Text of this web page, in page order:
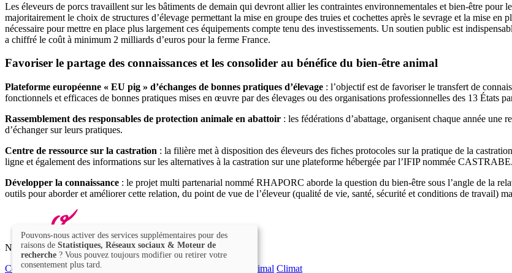
Les éleveurs de porcs travaillent sur les bâtiments de demain qui devront allier les contraintes environnementales et bien-être pour
majoritairement le choix de structures d’élevage permettant la mise en groupe des truies et cochettes après le sevrage et la mise
nécessaire pour mettre en place plus largement ces équipements compte tenu des investissements. Un soutien public est
a chiffré le coût à minimum 2 milliards d’euros pour la ferme France.
Favoriser le partage des connaissances et les consolider au bénéfice du bien-être animal
Plateforme européenne « EU pig » d’échanges de bonnes pratiques d’élevage : l’objectif est de favoriser le transfert de
fonctionnels et efficaces de bonnes pratiques mises en œuvre par des élevages ou des organisations professionnelles des 13 États
Rassemblement des responsables de protection animale en abattoir : les fédérations d’abattage, organisent chaque année une
d’échanger sur leurs pratiques.
Centre de ressource sur la castration : la filière met à disposition des éleveurs des fiches protocoles sur la pratique de la
ligne et également des informations sur les alternatives à la castration sur une plateforme hébergée par l’IFIP nommée
Développer la connaissance : le projet multi partenarial nommé RHAPORC aborde la question du bien-être sous l’angle de la
outils pour aborder et améliorer cette relation, du point de vue de l’éleveur (qualité de vie, santé, sécurité et conditions de travail)
Nos actions
Communication R&D Export Bien être animal Climat
Pouvons-nous activer des services supplémentaires pour des
raisons de Statistiques, Réseaux sociaux & Moteur de
recherche ? Vous pouvez toujours modifier ou retirer votre
consentement plus tard.